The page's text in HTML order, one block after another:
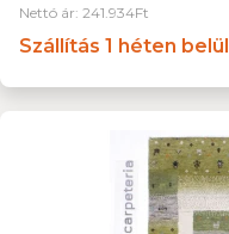
Nettó ár: 241.934Ft
Szállítás 1 héten belül